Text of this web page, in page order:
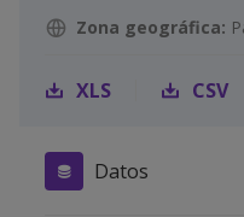
Zona geográfica:
XLS CSV
Datos